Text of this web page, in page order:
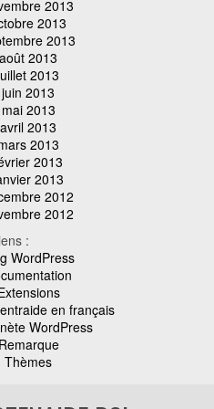
2013
2013
2013
août 2013
2013
juin 2013
mai 2013
avril 2013
2013
2013
2013
2012
2012
:
WordPress
en français
WordPress
Remarque
Thèmes